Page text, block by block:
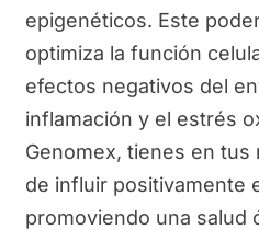
epigenéticos. Este
optimiza la función
efectos negativos del
inflamación y el estrés
Genomex, tienes en tus
de influir positivamente
promoviendo una salud